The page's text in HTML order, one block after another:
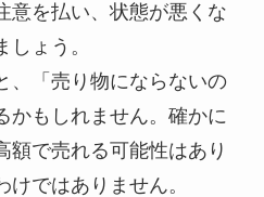
意を払い、状態が悪くな
ょう。
、「売り物にならないの
かもしれません。確かに
額で売れる可能性はあり
けではありません。